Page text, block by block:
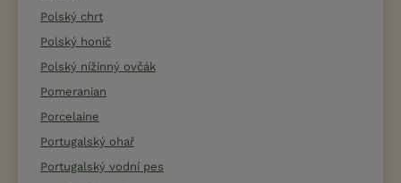
Polský chrt
Polský honič
Polský nížinný ovčák
Pomeranian
Porcelaine
Portugalský ohař
Portugalský vodní pes